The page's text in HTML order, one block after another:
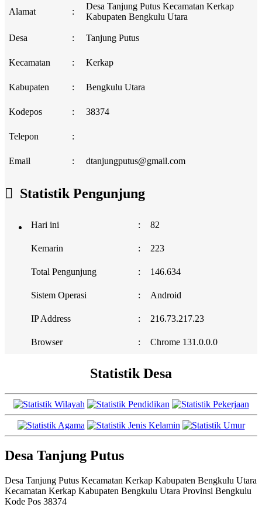
Alamat :
Desa Tanjung Putus Kecamatan Kerkap
Kabupaten Bengkulu Utara
Desa : Tanjung Putus
Kecamatan : Kerkap
Kabupaten : Bengkulu Utara
Kodepos : 38374
Telepon :
Email : dtanjungputus@gmail.com
Statistik Pengunjung
Hari ini : 82
Kemarin : 223
Total Pengunjung : 146.634
Sistem Operasi : Android
IP Address : 216.73.217.23
Browser : Chrome 131.0.0.0
Statistik Desa
Desa Tanjung Putus
Desa Tanjung Putus Kecamatan Kerkap Kabupaten Bengkulu Utara
Kecamatan Kerkap Kabupaten Bengkulu Utara Provinsi Bengkulu
Kode Pos 38374